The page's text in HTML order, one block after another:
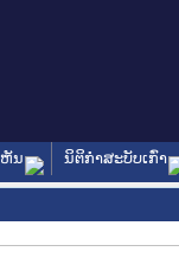
ຫັນ ນິຕິກໍາສະບັບເກົ່າ